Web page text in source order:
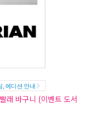
, 에디션 안내
래 바구니 (이벤트 도서